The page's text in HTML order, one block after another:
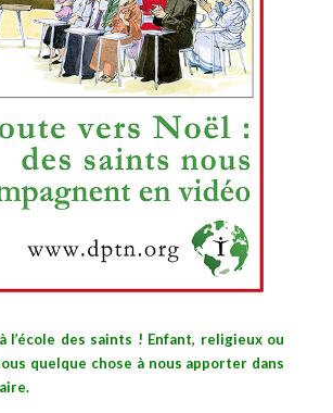
l’école des saints ! Enfant, religieux ou
quelque chose à nous apporter dans